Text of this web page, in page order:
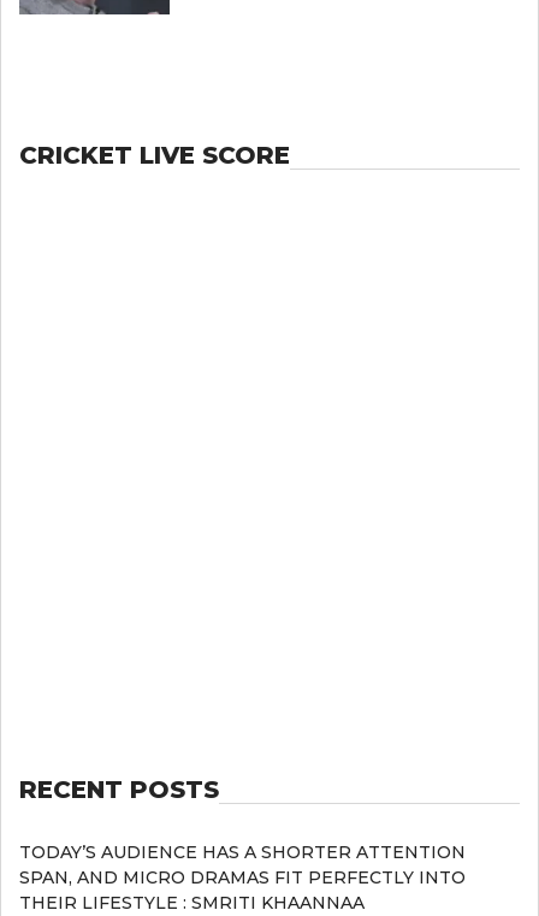
CRICKET LIVE SCORE
RECENT POSTS
TODAY’S AUDIENCE HAS A SHORTER ATTENTION
SPAN, AND MICRO DRAMAS FIT PERFECTLY INTO
THEIR LIFESTYLE : SMRITI KHAANNAA